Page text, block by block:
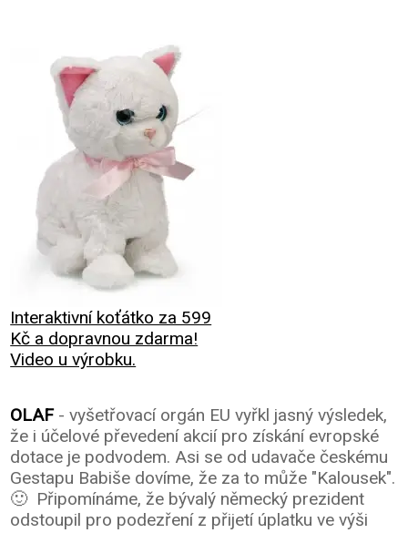
Interaktivní koťátko za 599
Kč a dopravnou zdarma!
Video u výrobku.
OLAF- vyšetřovací orgán EU vyřkl jasný výsledek,
že i účelové převedení akcií pro získání evropské
dotace je podvodem. Asi se od udavače českému
Gestapu Babiše dovíme, že za to může "Kalousek".
🙂 Připomínáme, že bývalý německý prezident
odstoupil pro podezření z přijetí úplatku ve výši